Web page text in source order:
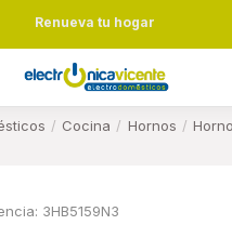
Renueva tu hogar
Cocina Hornos
3HB5159N3